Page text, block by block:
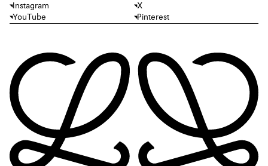
Instagram
X
YouTube
Pinterest